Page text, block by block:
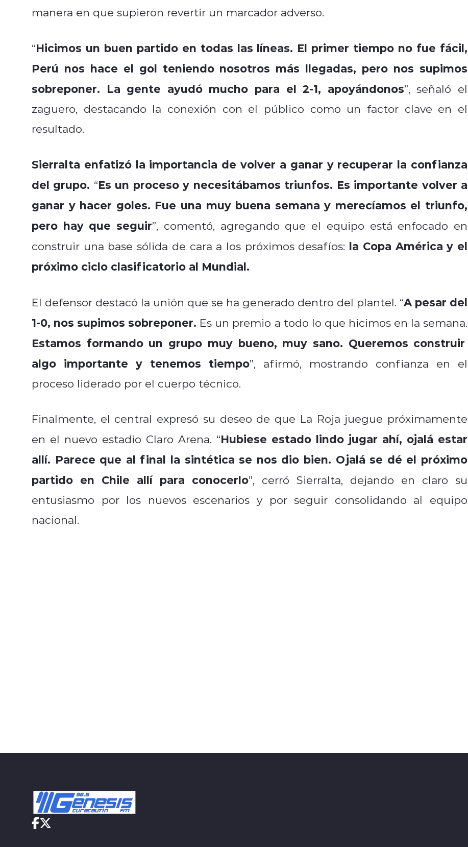
manera en que supieron revertir un marcador adverso.
“Hicimos un buen partido en todas las líneas. El primer tiempo no fue fácil,
Perú nos hace el gol teniendo nosotros más llegadas, pero nos supimos
sobreponer. La gente ayudó mucho para el 2-1, apoyándonos”, señaló el
zaguero, destacando la conexión con el público como un factor clave en el
resultado.
Sierralta enfatizó la importancia de volver a ganar y recuperar la confianza
del grupo. “Es un proceso y necesitábamos triunfos. Es importante volver a
ganar y hacer goles. Fue una muy buena semana y merecíamos el triunfo,
pero hay que seguir”, comentó, agregando que el equipo está enfocado en
construir una base sólida de cara a los próximos desafíos: la Copa América y el
próximo ciclo clasificatorio al Mundial.
El defensor destacó la unión que se ha generado dentro del plantel. “A pesar del
1-0, nos supimos sobreponer. Es un premio a todo lo que hicimos en la semana.
Estamos formando un grupo muy bueno, muy sano. Queremos construir
algo importante y tenemos tiempo”, afirmó, mostrando confianza en el
proceso liderado por el cuerpo técnico.
Finalmente, el central expresó su deseo de que La Roja juegue próximamente
en el nuevo estadio Claro Arena. “Hubiese estado lindo jugar ahí, ojalá estar
allí. Parece que al final la sintética se nos dio bien. Ojalá se dé el próximo
partido en Chile allí para conocerlo”, cerró Sierralta, dejando en claro su
entusiasmo por los nuevos escenarios y por seguir consolidando al equipo
nacional.